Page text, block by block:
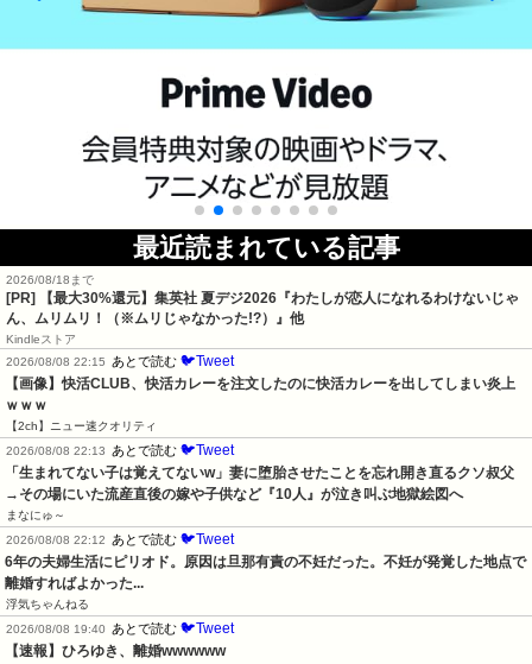
最近読まれている記事
2026/08/18まで
[PR]
【最大30%還元】集英社 夏デジ2026『わたしが恋人になれるわけないじゃ
ん、ムリムリ！（※ムリじゃなかった!?）』他
Kindleストア
2026/08/08 22:15
あとで読む 🐦Tweet
【画像】快活CLUB、快活カレーを注文したのに快活カレーを出してしまい炎上
ｗｗｗ
【2ch】ニュー速クオリティ
2026/08/08 22:13
あとで読む 🐦Tweet
「生まれてない子は覚えてないw」妻に堕胎させたことを忘れ開き直るクソ叔父
→その場にいた流産直後の嫁や子供など『10人』が泣き叫ぶ地獄絵図へ
まなにゅ～
2026/08/08 22:12
あとで読む 🐦Tweet
6年の夫婦生活にピリオド。原因は旦那有責の不妊だった。不妊が発覚した地点で
離婚すればよかった...
浮気ちゃんねる
2026/08/08 19:40
あとで読む 🐦Tweet
【速報】ひろゆき、離婚wwwwww